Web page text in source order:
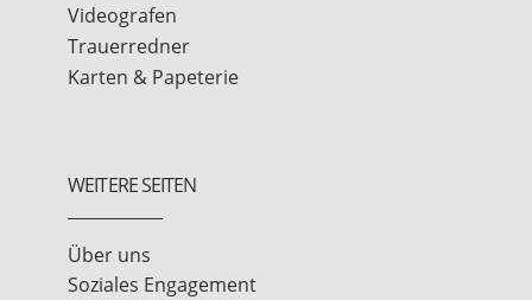
Videografen
Trauerredner
Karten & Papeterie
WEITERE SEITEN
Über uns
Soziales Engagement